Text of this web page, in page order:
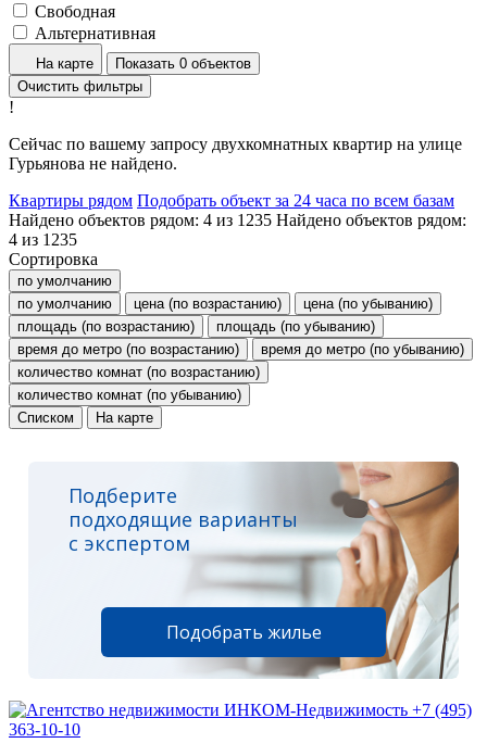
Свободная
Альтернативная
На карте
Показать 0 объектов
Очистить фильтры
!
Сейчас по вашему запросу двухкомнатных квартир на улице
Гурьянова не найдено.
Квартиры рядом Подобрать объект за 24 часа по всем базам
Найдено объектов рядом: 4 из 1235 Найдено объектов рядом:
4 из 1235
Сортировка
по умолчанию
по умолчанию
цена (по возрастанию)
цена (по убыванию)
площадь (по возрастанию)
площадь (по убыванию)
время до метро (по возрастанию)
время до метро (по убыванию)
количество комнат (по возрастанию)
количество комнат (по убыванию)
Списком
На карте
Подберите
подходящие варианты
с экспертом
Подобрать жилье
+7 (495)
363-10-10